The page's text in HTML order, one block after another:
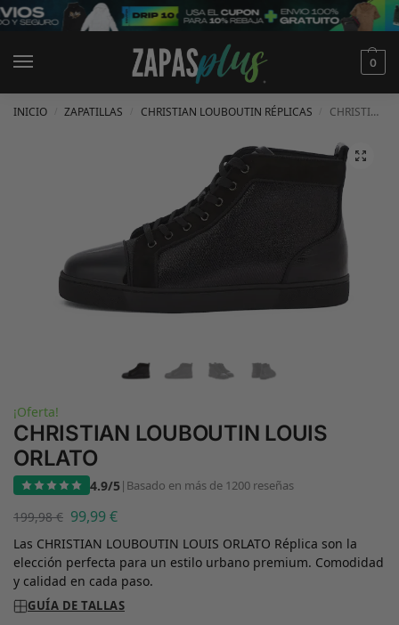
0
INICIO ZAPATILLAS CHRISTIAN LOUBOUTIN RÉPLICAS CHRISTIAN LOUBOUTIN LOUIS ORLATO
¡Oferta!
CHRISTIAN LOUBOUTIN LOUIS
ORLATO
4.9/5| Basado en más de 1200 reseñas
199,98€ 99,99€
Las CHRISTIAN LOUBOUTIN LOUIS ORLATO Réplica son la
elección perfecta para un estilo urbano premium. Comodidad
y calidad en cada paso.
GUÍA DE TALLAS